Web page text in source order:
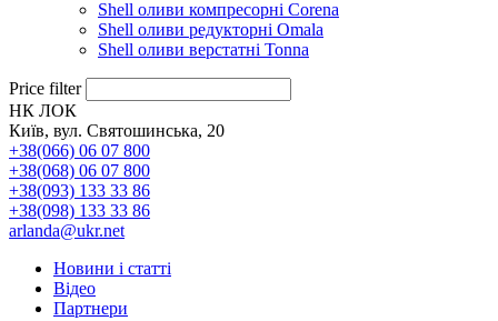
Shell оливи компресорні Corena
Shell оливи редукторні Omala
Shell оливи верстатні Tonna
Price filter
НК ЛОК
Київ, вул. Святошинська, 20
+38(066) 06 07 800
+38(068) 06 07 800
+38(093) 133 33 86
+38(098) 133 33 86
arlanda@ukr.net
Новини і статті
Відео
Партнери